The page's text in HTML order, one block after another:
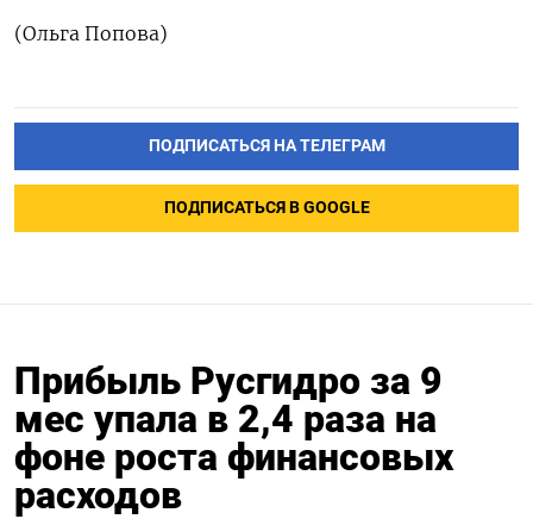
(Ольга Попова)
ПОДПИСАТЬСЯ НА ТЕЛЕГРАМ
ПОДПИСАТЬСЯ В GOOGLE
Прибыль Русгидро за 9
мес упала в 2,4 раза на
фоне роста финансовых
расходов